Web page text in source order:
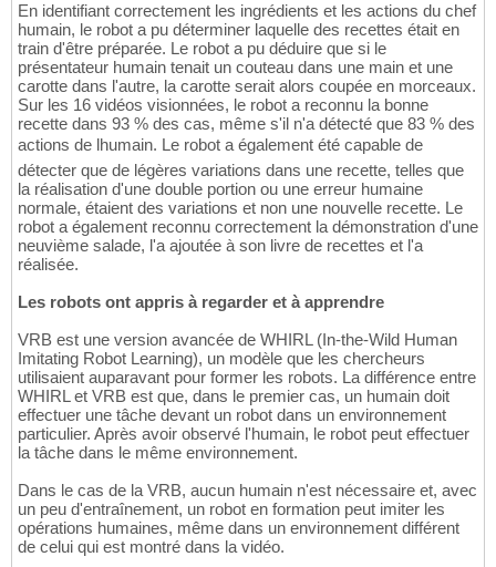
En identifiant correctement les ingrédients et les actions du chef
humain, le robot a pu déterminer laquelle des recettes était en
train d'être préparée. Le robot a pu déduire que si le
présentateur humain tenait un couteau dans une main et une
carotte dans l'autre, la carotte serait alors coupée en morceaux.
Sur les 16 vidéos visionnées, le robot a reconnu la bonne
recette dans 93 % des cas, même s'il n'a détecté que 83 % des
actions de lhumain. Le robot a également été capable de
détecter que de légères variations dans une recette, telles que
la réalisation d'une double portion ou une erreur humaine
normale, étaient des variations et non une nouvelle recette. Le
robot a également reconnu correctement la démonstration d'une
neuvième salade, l'a ajoutée à son livre de recettes et l'a
réalisée.
Les robots ont appris à regarder et à apprendre
VRB est une version avancée de WHIRL (In-the-Wild Human
Imitating Robot Learning), un modèle que les chercheurs
utilisaient auparavant pour former les robots. La différence entre
WHIRL et VRB est que, dans le premier cas, un humain doit
effectuer une tâche devant un robot dans un environnement
particulier. Après avoir observé l'humain, le robot peut effectuer
la tâche dans le même environnement.
Dans le cas de la VRB, aucun humain n'est nécessaire et, avec
un peu d'entraînement, un robot en formation peut imiter les
opérations humaines, même dans un environnement différent
de celui qui est montré dans la vidéo.